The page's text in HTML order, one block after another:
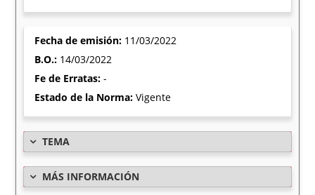
Fecha de emisión: 11/03/2022
B.O.: 14/03/2022
Fe de Erratas:-
Estado de la Norma:Vigente
TEMA
MÁS INFORMACIÓN